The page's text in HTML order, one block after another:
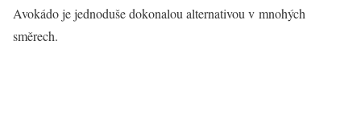
Avokádo je jednoduše dokonalou alternativou v mnohých
směrech.